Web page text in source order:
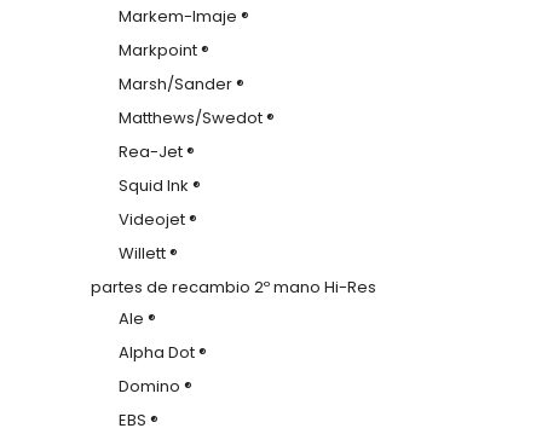
Markem-Imaje ®
Markpoint ®
Marsh/Sander ®
Matthews/Swedot ®
Rea-Jet ®
Squid Ink ®
Videojet ®
Willett ®
partes de recambio 2º mano Hi-Res
Ale ®
Alpha Dot ®
Domino ®
EBS ®